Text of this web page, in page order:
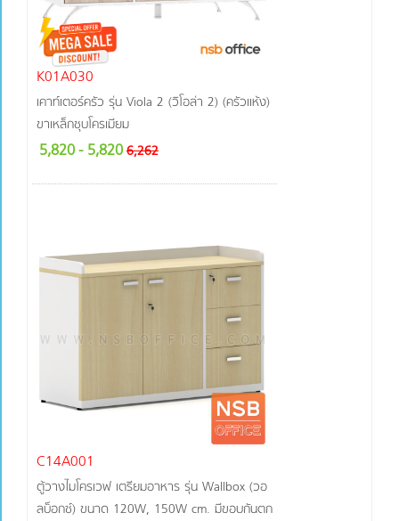
K01A030
เคาท์เตอร์ครัว รุ่น Viola 2 (วิโอล่า 2) (ครัวแห้ง)
ขาเหล็กชุบโครเมียม
5,820- 5,8206,262
C14A001
ตู้วางไมโครเวฟ เตรียมอาหาร รุ่น Wallbox (วอ
ลบ็อกซ์) ขนาด 120W, 150W cm. มีขอบกันตก